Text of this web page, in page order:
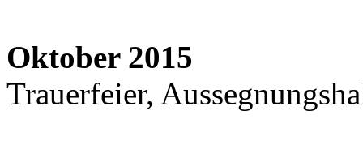
Oktober 2015
Trauerfeier,